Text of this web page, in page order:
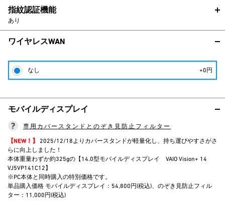
指紋認証機能
あり
ワイヤレスWAN
なし +0円
モバイルディスプレイ
専用カバースタンドとのぞき見防止フィルター
【NEW！】 2025/12/18よりカバースタンドが軽量化し、持ち運びやすさがさ
らに向上しました！
本体重量わずか約325gの【14.0型モバイルディスプレイ VAIO Vision+ 14
VJ5VP141C12】
※PC本体と同時購入の特別価格です。
単品購入価格 モバイルディスプレイ：54,800円(税込)、のぞき見防止フィル
ター：11,000円(税込)